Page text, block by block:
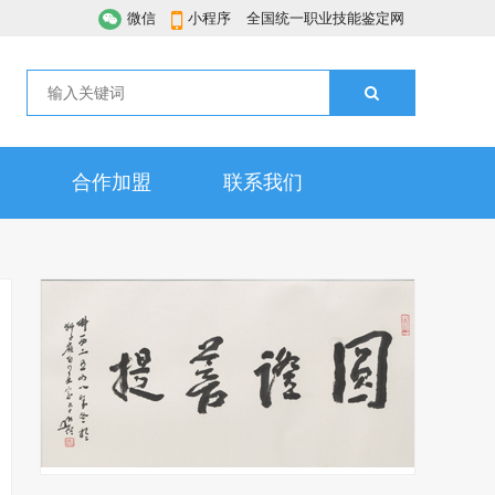
微信 小程序 全国统一职业技能鉴定网
合作加盟 联系我们